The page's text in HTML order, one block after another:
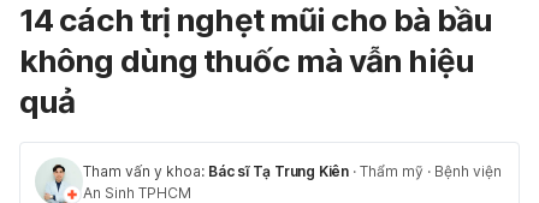
14 cách trị nghẹt mũi cho bà bầu
không dùng thuốc mà vẫn hiệu
quả
Tham vấn y khoa: Bác sĩ Tạ Trung Kiên · Thẩm mỹ · Bệnh viện
An Sinh TPHCM